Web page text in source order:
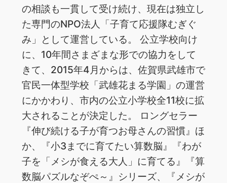
の相談も一貫して受け続け、現在は独立し
た専門のNPO法人「子育て応援隊むぎぐ
み」として運営している。 公立学校向け
に、10年間さまざまな形での協力をして
きて、2015年4月からは、佐賀県武雄市で
官民一体型学校「武雄花まる学園」の運営
にかかわり、市内の公立小学校全11校に拡
大されることが決定した。 ロングセラー
『伸び続ける子が育つお母さんの習慣』ほ
か、『小3までに育てたい算数脳』『わが
子を「メシが食える大人」に育てる』『算
数脳パズルなぞぺ～』シリーズ、『メシが